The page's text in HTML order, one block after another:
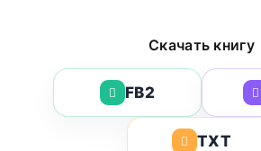
Скачать книгу
FB2
TXT